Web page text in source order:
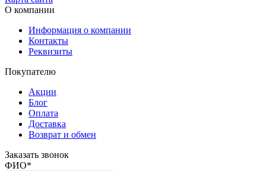
О компании
Информация о компании
Контакты
Реквизиты
Покупателю
Акции
Блог
Оплата
Доставка
Возврат и обмен
Заказать звонок
ФИО*